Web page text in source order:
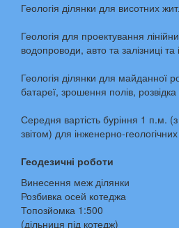
Геологія ділянки для висотних
Геологія для проектування
водопроводи, авто та залізниці та
Геологія ділянки для майданної
батареї, зрошення полів, розвідка
Середня вартість буріння 1 п.м.
звітом) для інженерно-
Геодезичні роботи
Винесення меж ділянки
Розбивка осей котеджа
Топозйомка 1:500
(дільниця під котедж)